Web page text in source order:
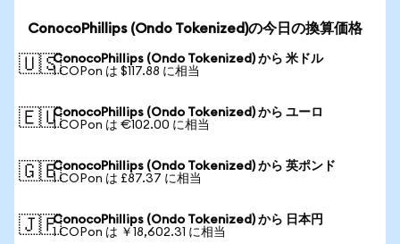
ConocoPhillips (Ondo Tokenized)の今日の換算価格
🇺🇸ConocoPhillips (Ondo Tokenized) から 米ドル
1 COPon は $117.88 に相当
🇪🇺ConocoPhillips (Ondo Tokenized) から ユーロ
1 COPon は €102.00 に相当
🇬🇧ConocoPhillips (Ondo Tokenized) から 英ポンド
1 COPon は £87.37 に相当
🇯🇵ConocoPhillips (Ondo Tokenized) から 日本円
1 COPon は ￥18,602.31 に相当